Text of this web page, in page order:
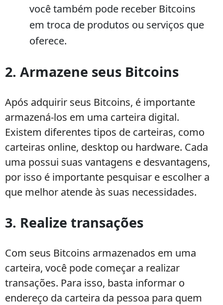
você também pode receber Bitcoins
em troca de produtos ou serviços que
oferece.
2. Armazene seus Bitcoins
Após adquirir seus Bitcoins, é importante
armazená-los em uma carteira digital.
Existem diferentes tipos de carteiras, como
carteiras online, desktop ou hardware. Cada
uma possui suas vantagens e desvantagens,
por isso é importante pesquisar e escolher a
que melhor atende às suas necessidades.
3. Realize transações
Com seus Bitcoins armazenados em uma
carteira, você pode começar a realizar
transações. Para isso, basta informar o
endereço da carteira da pessoa para quem